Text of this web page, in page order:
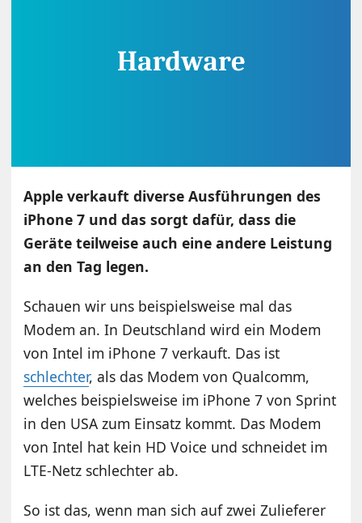
Apple verkauft diverse Ausführungen des
iPhone 7 und das sorgt dafür, dass die
Geräte teilweise auch eine andere Leistung
an den Tag legen.
Schauen wir uns beispielsweise mal das
Modem an. In Deutschland wird ein Modem
von Intel im iPhone 7 verkauft. Das ist
schlechter, als das Modem von Qualcomm,
welches beispielsweise im iPhone 7 von Sprint
in den USA zum Einsatz kommt. Das Modem
von Intel hat kein HD Voice und schneidet im
LTE-Netz schlechter ab.
So ist das, wenn man sich auf zwei Zulieferer